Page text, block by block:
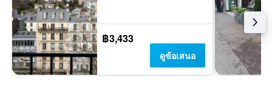
฿3,433
ดูข้อเสนอ